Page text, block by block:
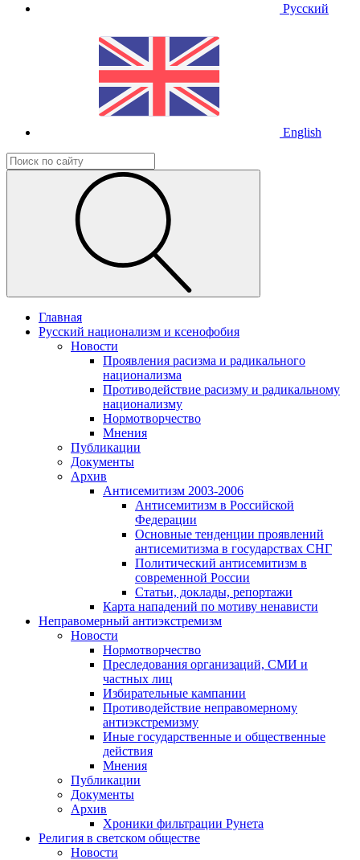
Русский
English
Главная
Русский национализм и ксенофобия
Новости
Проявления расизма и радикального
национализма
Противодействие расизму и радикальному
национализму
Нормотворчество
Мнения
Публикации
Документы
Архив
Антисемитизм 2003-2006
Антисемитизм в Российской
Федерации
Основные тенденции проявлений
антисемитизма в государствах СНГ
Политический антисемитизм в
современной России
Статьи, доклады, репортажи
Карта нападений по мотиву ненависти
Неправомерный антиэкстремизм
Новости
Нормотворчество
Преследования организаций, СМИ и
частных лиц
Избирательные кампании
Противодействие неправомерному
антиэкстремизму
Иные государственные и общественные
действия
Мнения
Публикации
Документы
Архив
Хроники фильтрации Рунета
Религия в светском обществе
Новости